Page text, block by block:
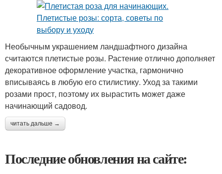
Необычным украшением ландшафтного дизайна
считаются плетистые розы. Растение отлично дополняет
декоративное оформление участка, гармонично
вписываясь в любую его стилистику. Уход за такими
розами прост, поэтому их вырастить может даже
начинающий садовод.
читать дальше →
Последние обновления на сайте: